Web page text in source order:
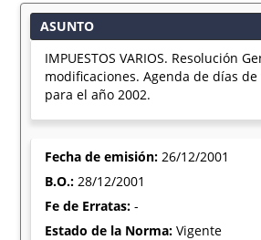
ASUNTO
IMPUESTOS VARIOS. Resolución
modificaciones. Agenda de días
para el año 2002.
Fecha de emisión:26/12/2001
B.O.:28/12/2001
Fe de Erratas:-
Estado de la Norma:Vigente